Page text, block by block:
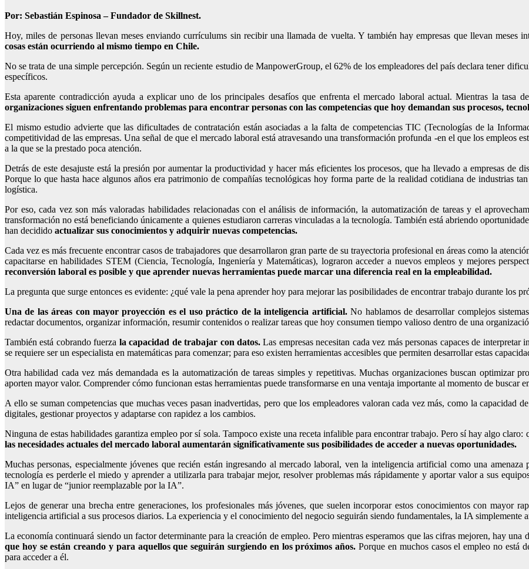
Por: Sebastián Espinosa – Fundador de Skillnest.
Hoy, miles de personas llevan meses enviando currículums sin recibir una llamada de vuelta. Y también hay empresas que llevan meses
cosas están ocurriendo al mismo tiempo en Chile.
No se trata de una simple percepción. Según un reciente estudio de ManpowerGroup, el 62% de los empleadores del país declara tener
específicos.
Esta aparente contradicción ayuda a explicar uno de los principales desafíos que enfrenta el mercado laboral actual. Mientras la tasa
organizaciones siguen enfrentando problemas para encontrar personas con las competencias que hoy demandan sus procesos,
El mismo estudio advierte que las dificultades de contratación están asociadas a la falta de competencias TIC (Tecnologías de la
competitividad de las empresas. Una señal de que el mercado laboral está atravesando una transformación profunda -en el que los empleos
a la que se la prestado poca atención.
Detrás de este desajuste está la presión por aumentar la productividad y hacer más eficientes los procesos, que ha llevado a empresas de
Porque lo que hasta hace algunos años era patrimonio de compañías tecnológicas hoy forma parte de la realidad cotidiana de industrias
logística.
Por eso, cada vez son más valoradas habilidades relacionadas con el análisis de información, la automatización de tareas y el
transformación no está beneficiando únicamente a quienes estudiaron carreras vinculadas a la tecnología. También está abriendo
han decidido actualizar sus conocimientos y adquirir nuevas competencias.
Cada vez es más frecuente encontrar casos de trabajadores que desarrollaron gran parte de su trayectoria profesional en áreas como la
capacitarse en habilidades STEM (Ciencia, Tecnología, Ingeniería y Matemáticas), lograron acceder a nuevos empleos y mejores
reconversión laboral es posible y que aprender nuevas herramientas puede marcar una diferencia real en la empleabilidad.
La pregunta que surge entonces es evidente: ¿qué vale la pena aprender hoy para mejorar las posibilidades de encontrar trabajo durante los
Una de las áreas con mayor proyección es el uso práctico de la inteligencia artificial.No hablamos de desarrollar complejos
redactar documentos, organizar información, resumir contenidos o realizar tareas que hoy consumen tiempo valioso dentro de una
También está cobrando fuerza la capacidad de trabajar con datos. Las empresas necesitan cada vez más personas capaces de
se requiere ser un especialista en matemáticas para comenzar; para eso existen herramientas accesibles que permiten desarrollar estas
Otra habilidad cada vez más demandada es la automatización de tareas simples y repetitivas. Muchas organizaciones buscan optimizar
aporten mayor valor. Comprender cómo funcionan estas herramientas puede transformarse en una ventaja importante al momento de buscar
A ello se suman competencias que muchas veces pasan inadvertidas, pero que los empleadores valoran cada vez más, como la capacidad
digitales, gestionar proyectos y adaptarse con rapidez a los cambios.
Ninguna de estas habilidades garantiza empleo por sí sola. Tampoco existe una receta infalible para encontrar trabajo. Pero sí hay algo claro:
las necesidades actuales del mercado laboral aumentarán significativamente sus posibilidades de acceder a nuevas oportunidades.
Muchas personas, especialmente jóvenes que recién están ingresando al mercado laboral, ven la inteligencia artificial como una
tecnología es perderle el miedo y aprender a utilizarla para trabajar mejor, resolver problemas más rápidamente y aportar valor a sus
IA” en lugar de “junior reemplazable por la IA”.
Lejos de generar una brecha entre generaciones, los profesionales más jóvenes, que suelen incorporar estos conocimientos con mayor
inteligencia artificial a sus procesos diarios. La experiencia y el conocimiento del negocio seguirán siendo fundamentales, la IA simplemente
La economía continuará siendo un factor determinante para la creación de empleo. Pero mientras esperamos que las cifras mejoren, hay una
que hoy se están creando y para aquellos que seguirán surgiendo en los próximos años. Porque en muchos casos el empleo no está
para acceder a él.